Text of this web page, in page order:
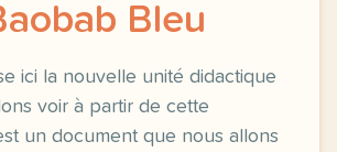
Bleu
ici la nouvelle unité didactique
voir à partir de cette
un document que nous allons